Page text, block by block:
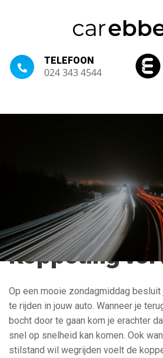
TELEFOON
024 343 4544
Koppeling
Op een mooie zondagmiddag
te rijden in jouw auto. Wanneer je
bocht door te gaan kom je erachter
snel op snelheid kan komen. Ook
stilstand wil wegrijden voelt de